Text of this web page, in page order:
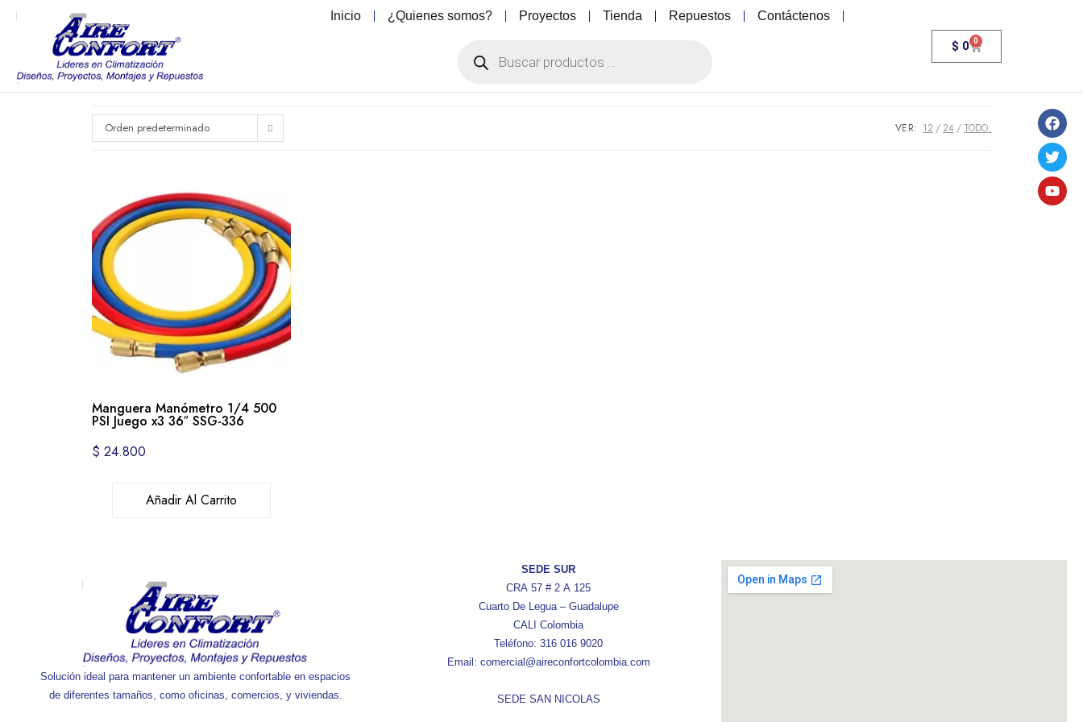
Inicio ¿Quienes somos? Proyectos Tienda Repuestos Contáctenos
$ 0 0
Orden predeterminado VER: 12 24 TODO:
Manguera Manómetro 1/4 500
PSI Juego x3 36″ SSG-336
$ 24.800
Añadir Al Carrito
Solución ideal para mantener un ambiente confortable en espacios
de diferentes tamaños, como oficinas, comercios, y viviendas.
SEDE SUR
CRA 57 # 2 A 125
Cuarto De Legua – Guadalupe
CALI Colombia
Teléfono: 316 016 9020
Email: comercial@aireconfortcolombia.com
SEDE SAN NICOLAS